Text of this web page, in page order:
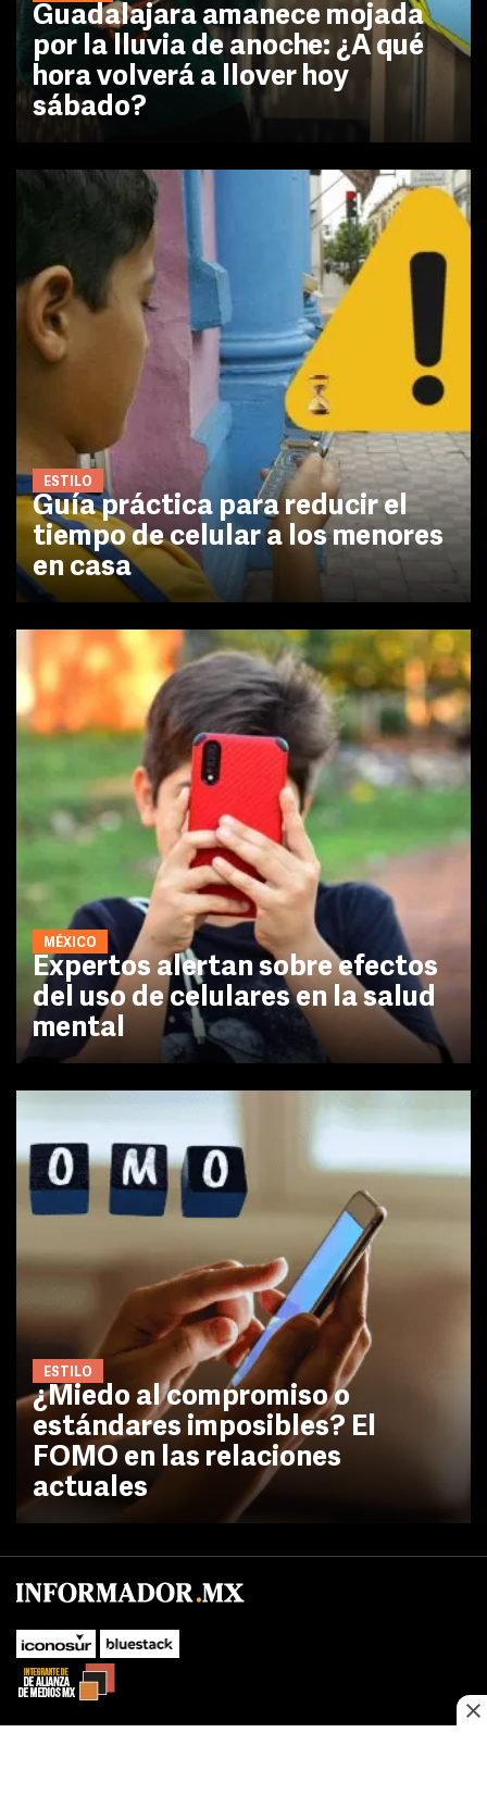
Guadalajara amanece mojada
por la lluvia de anoche: ¿A qué
hora volverá a llover hoy
sábado?
ESTILO
Guía práctica para reducir el
tiempo de celular a los menores
en casa
MÉXICO
Expertos alertan sobre efectos
del uso de celulares en la salud
mental
ESTILO
¿Miedo al compromiso o
estándares imposibles? El
FOMO en las relaciones
actuales